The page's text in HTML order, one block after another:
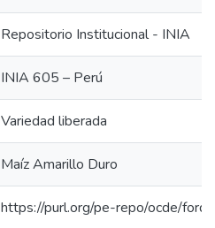
Repositorio Institucional - INIA
INIA 605 – Perú
Variedad liberada
Maíz Amarillo Duro
https://purl.org/pe-repo/ocde/